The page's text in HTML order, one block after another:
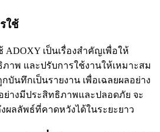
ใช้
เป็นเรื่องสำคัญเพื่อให้
าพ และปรับการใช้งานให้เหมาะสม
บันทึกเป็นรายงาน เพื่อเฉลยผลอย่าง
ย่างมีประสิทธิภาพและปลอดภัย จะ
ผลลัพธ์ที่คาดหวังได้ในระยะยาว